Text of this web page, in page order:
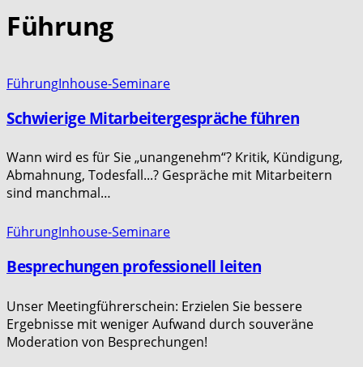
Führung
FührungInhouse-Seminare
Schwierige Mitarbeitergespräche führen
Wann wird es für Sie „unangenehm“? Kritik, Kündigung,
Abmahnung, Todesfall...? Gespräche mit Mitarbeitern
sind manchmal…
FührungInhouse-Seminare
Besprechungen professionell leiten
Unser Meetingführerschein: Erzielen Sie bessere
Ergebnisse mit weniger Aufwand durch souveräne
Moderation von Besprechungen!